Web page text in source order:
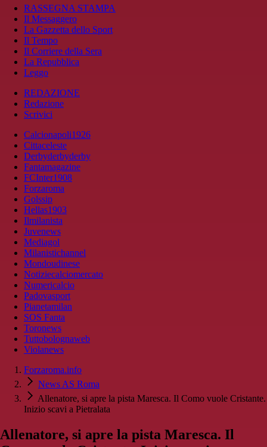
RASSEGNA STAMPA
Il Messaggero
La Gazzetta dello Sport
Il Tempo
Il Corriere della Sera
La Repubblica
Leggo
REDAZIONE
Redazione
Scrivici
Calcionapoli1926
Cittaceleste
Derbyderbyderby
Fantamagazine
FCInter1908
Forzaroma
Golssip
Hellas1903
Ilmilanista
Juvenews
Mediagol
Milanistichannel
Mondoudinese
Notiziecalciomercato
Numericalcio
Padovasport
Pianetamilan
SOS Fanta
Toronews
Tuttobolognaweb
Violanews
Forzaroma.info
News AS Roma
Allenatore, si apre la pista Maresca. Il Como vuole Cristante.
Inizio scavi a Pietralata
Allenatore, si apre la pista Maresca. Il